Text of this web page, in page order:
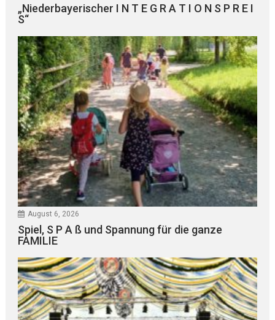
„Niederbayerischer I N T E G R A T I O N S P R E I
S“
August 6, 2026
Spiel, S P A ß und Spannung für die ganze
FAMILIE